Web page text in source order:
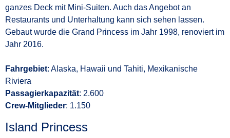
ganzes Deck mit Mini-Suiten. Auch das Angebot an
Restaurants und Unterhaltung kann sich sehen lassen.
Gebaut wurde die Grand Princess im Jahr 1998, renoviert im
Jahr 2016.
Fahrgebiet: Alaska, Hawaii und Tahiti, Mexikanische
Riviera
Passagierkapazität: 2.600
Crew-Mitglieder: 1.150
Island Princess